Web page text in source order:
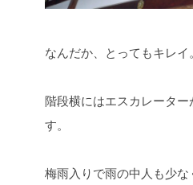
なんだか、とってもキレイ。
階段横にはエスカレータ
す。
梅雨入りで雨の中人も少